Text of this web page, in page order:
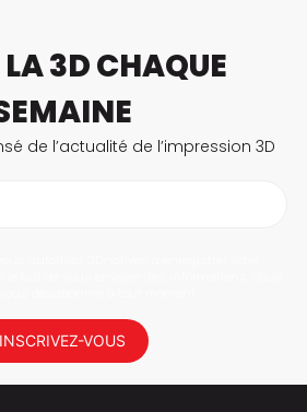
3D CHAQUE
de l’actualité de l’impression 3D
INSCRIVEZ-VOUS